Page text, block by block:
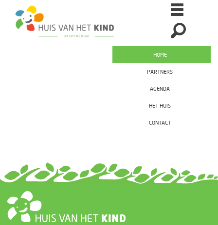
HOME
PARTNERS
AGENDA
HET HUIS
CONTACT